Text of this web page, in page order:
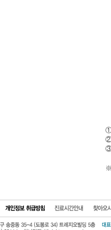
①
②
③
개인정보 보호방 진료시간안 찾아오